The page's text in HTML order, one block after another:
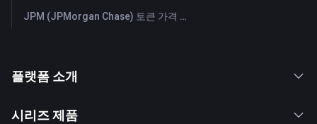
JPM (JPMorgan Chase) 토큰 가격 및 실시간 그래프
플랫폼 소개
시리즈 제품